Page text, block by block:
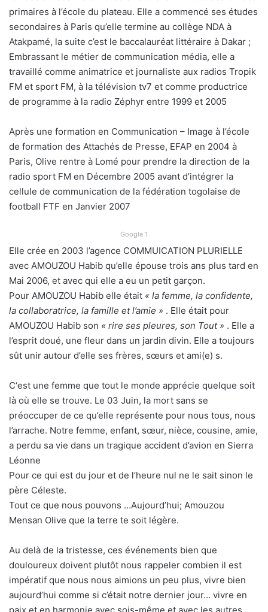
primaires à l’école du plateau. Elle a commencé ses études
secondaires à Paris qu’elle termine au collège NDA à
Atakpamé, la suite c’est le baccalauréat littéraire à Dakar ;
Embrassant le métier de communication média, elle a
travaillé comme animatrice et journaliste aux radios Tropik
FM et sport FM, à la télévision tv7 et comme productrice
de programme à la radio Zéphyr entre 1999 et 2005
Après une formation en Communication – Image à l’école
de formation des Attachés de Presse, EFAP en 2004 à
Paris, Olive rentre à Lomé pour prendre la direction de la
radio sport FM en Décembre 2005 avant d’intégrer la
cellule de communication de la fédération togolaise de
football FTF en Janvier 2007
Google 1
Elle crée en 2003 l’agence COMMUICATION PLURIELLE
avec AMOUZOU Habib qu’elle épouse trois ans plus tard en
Mai 2006, et avec qui elle a eu un petit garçon.
Pour AMOUZOU Habib elle était « la femme, la confidente,
la collaboratrice, la famille et l’amie » . Elle était pour
AMOUZOU Habib son « rire ses pleures, son Tout » . Elle a
l’esprit doué, une fleur dans un jardin divin. Elle a toujours
sût unir autour d’elle ses frères, sœurs et ami(e) s.
C‘est une femme que tout le monde apprécie quelque soit
là où elle se trouve. Le 03 Juin, la mort sans se
préoccuper de ce qu’elle représente pour nous tous, nous
l’arrache. Notre femme, enfant, sœur, nièce, cousine, amie,
a perdu sa vie dans un tragique accident d’avion en Sierra
Léonne
Pour ce qui est du jour et de l’heure nul ne le sait sinon le
père Céleste.
Tout ce que nous pouvons …Aujourd’hui; Amouzou
Mensan Olive que la terre te soit légère.
Au delà de la tristesse, ces événements bien que
douloureux doivent plutôt nous rappeler combien il est
impératif que nous nous aimions un peu plus, vivre bien
aujourd’hui comme si c’était notre dernier jour… vivre en